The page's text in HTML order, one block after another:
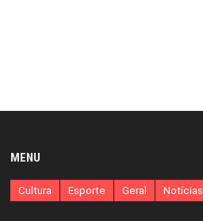
MENU
Cultura Esporte Geral Notícias